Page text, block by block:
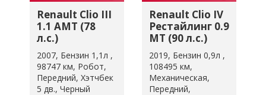
Renault Clio III
1.1 AMT (78
л.с.)
2007 Бензин 1,1л
98747 км Робот
Передний Хэтчбек
5 дв. Черный
Renault Clio IV
Рестайлинг 0.9
MT (90 л.с.)
2019 Бензин 0,9л
108495 км
Механическая
Передний